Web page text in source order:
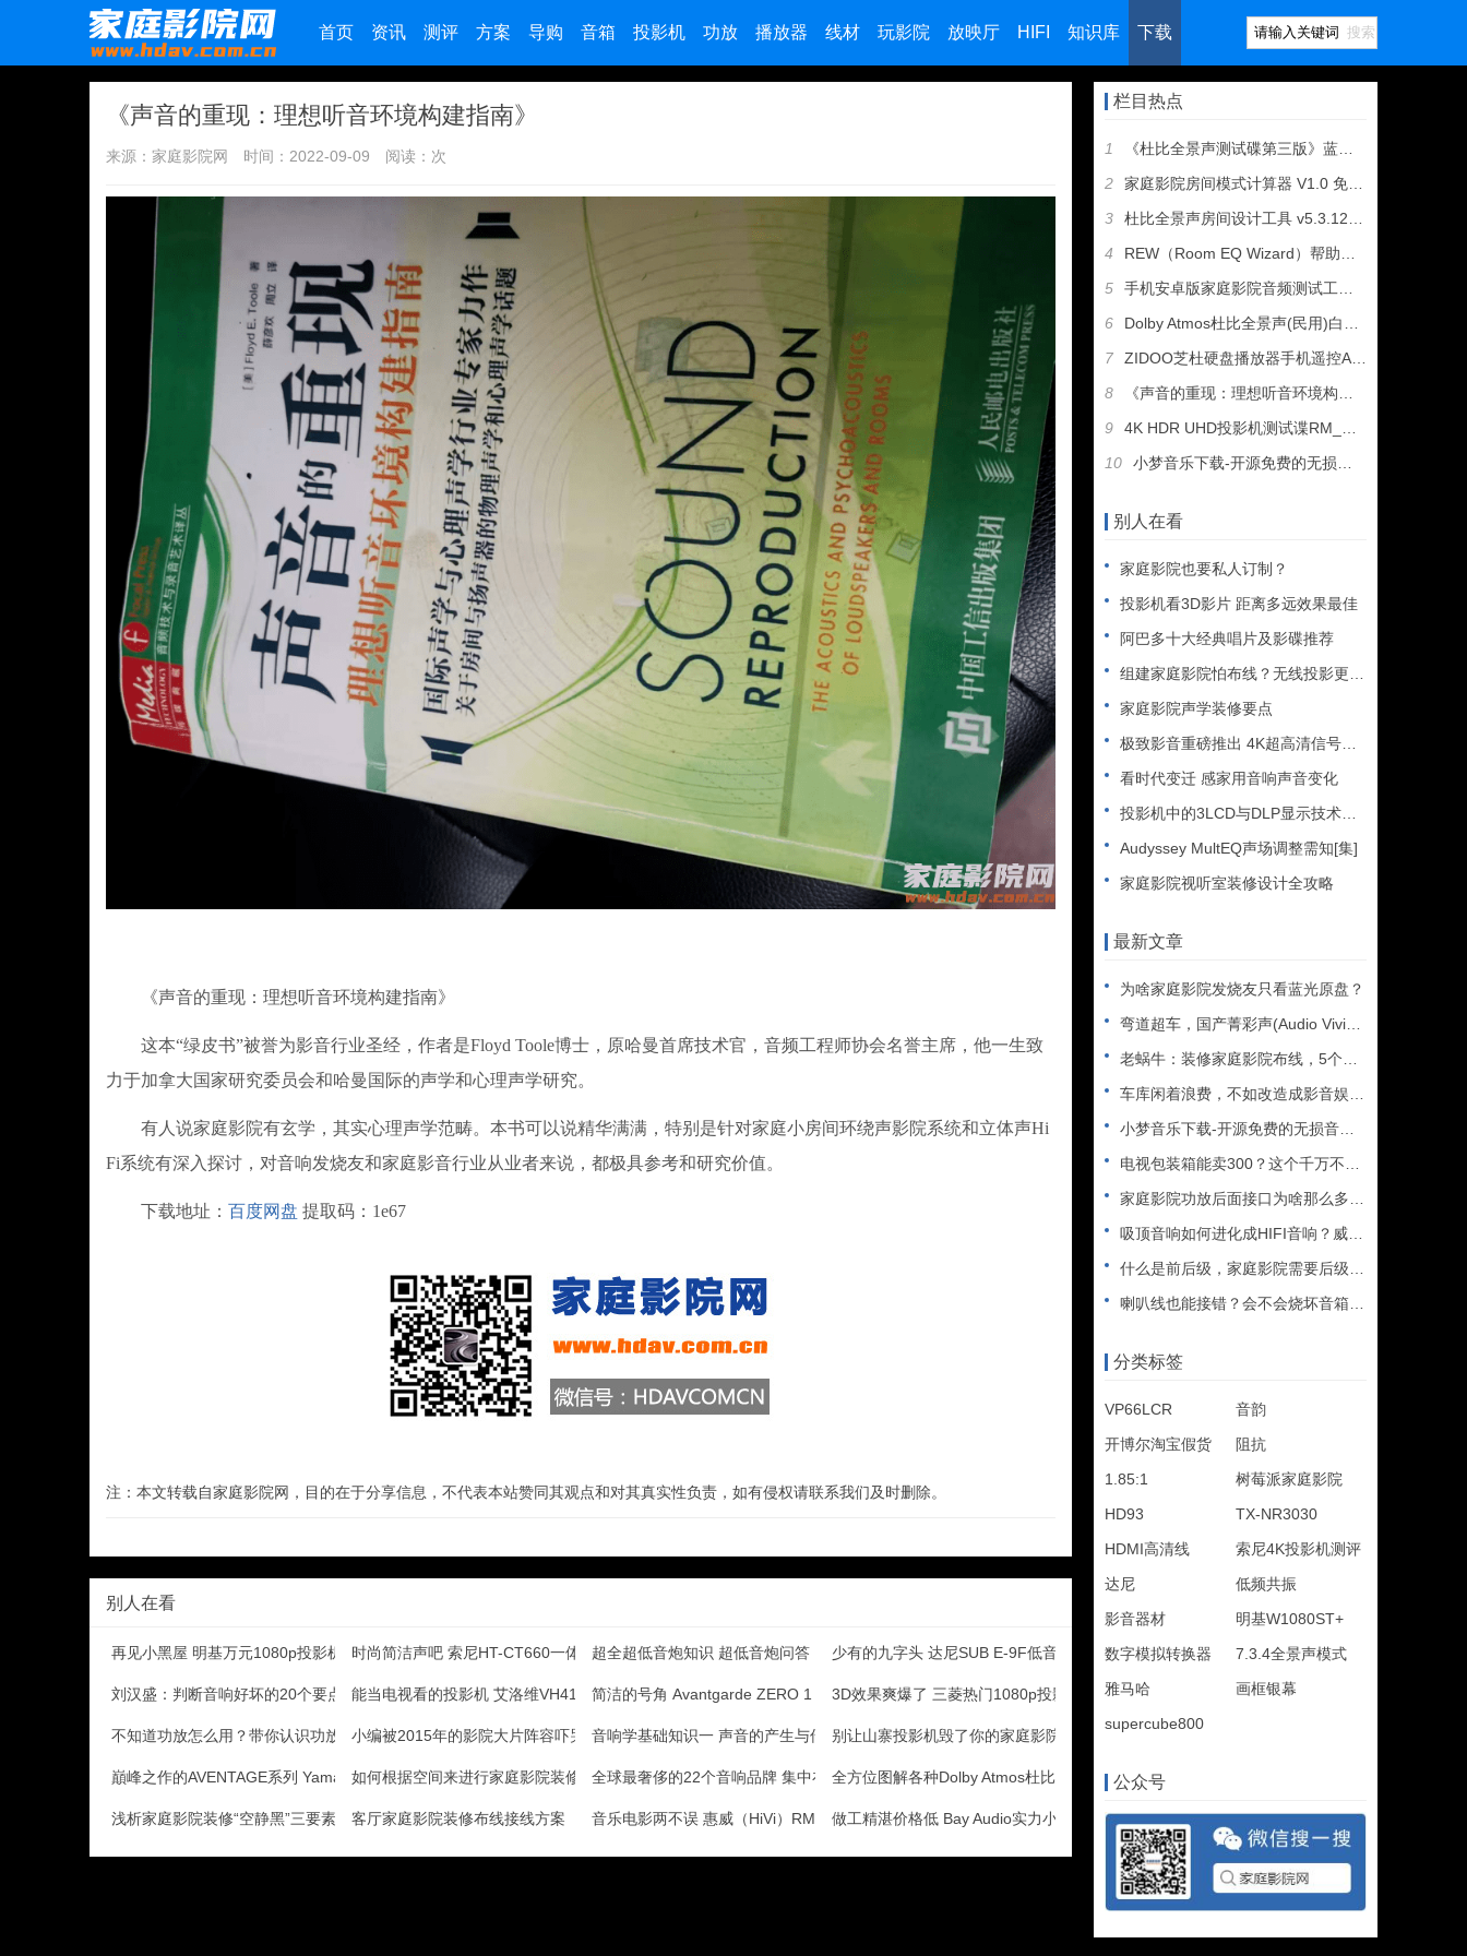
首页 资讯 测评 方案 导购 音箱 投影机 功放 播放器 线材 玩影院 放映厅 HIFI 知识库 下载 搜索
《声音的重现：理想听音环境构建指南》
来源：家庭影院网 时间：2022-09-09 阅读： 次
《声音的重现：理想听音环境构建指南》
这本“绿皮书”被誉为影音行业圣经，作者是Floyd Toole博士，原哈曼首席技术官，音频工程师协会名誉主席，他一生致
力于加拿大国家研究委员会和哈曼国际的声学和心理声学研究。
有人说家庭影院有玄学，其实心理声学范畴。本书可以说精华满满，特别是针对家庭小房间环绕声影院系统和立体声Hi
Fi系统有深入探讨，对音响发烧友和家庭影音行业从业者来说，都极具参考和研究价值。
下载地址： 百度网盘 提取码：1e67
注：本文转载自家庭影院网，目的在于分享信息，不代表本站赞同其观点和对其真实性负责，如有侵权请联系我们及时删除。
别人在看
再见小黑屋 明基万元1080p投影机评测时尚简洁声吧 索尼HT-CT660一体式音箱测评超全超低音炮知识 超低音炮问答 少有的九字头 达尼SUB E-9F低音炮
刘汉盛：判断音响好坏的20个要点 能当电视看的投影机 艾洛维VH410评测简洁的号角 Avantgarde ZERO 1 PR3D效果爽爆了 三菱热门1080p投影评测
不知道功放怎么用？带你认识功放机所有接口小编被2015年的影院大片阵容吓哭了音响学基础知识一 声音的产生与传播别让山寨投影机毁了你的家庭影院
巔峰之作的AVENTAGE系列 Yamaha AV如何根据空间来进行家庭影院装修？全球最奢侈的22个音响品牌 集中在HIFI类的音箱功全方位图解各种Dolby Atmos杜比全景声音箱摆
浅析家庭影院装修“空静黑”三要素 客厅家庭影院装修布线接线方案 音乐电影两不误 惠威（HiVi）RM600+HT音箱做工精湛价格低 Bay Audio实力小书架音箱TC
栏目热点
1
《杜比全景声测试碟第三版》蓝光原盘免费下载
2
家庭影院房间模式计算器 V1.0 免费下载
3
杜比全景声房间设计工具 v5.3.12 免费下载
4
REW（Room EQ Wizard）帮助手册中文版
5
手机安卓版家庭影院音频测试工具Audio Tool中文版免费
6
Dolby Atmos杜比全景声(民用)白皮书免费下载
7
ZIDOO芝杜硬盘播放器手机遥控APP（安卓和苹果系统）下载
8
《声音的重现：理想听音环境构建指南》
9
4K HDR UHD投影机测试谍RM_UHD_HDR10_T
10
小梦音乐下载-开源免费的无损音乐下载神器
别人在看
家庭影院也要私人订制？
投影机看3D影片 距离多远效果最佳
阿巴多十大经典唱片及影碟推荐
组建家庭影院怕布线？无线投影更轻松
家庭影院声学装修要点
极致影音重磅推出 4K超高清信号源有序推出
看时代变迁 感家用音响声音变化
投影机中的3LCD与DLP显示技术深层解密
Audyssey MultEQ声场调整需知[集]
家庭影院视听室装修设计全攻略
最新文章
为啥家庭影院发烧友只看蓝光原盘？
弯道超车，国产菁彩声(Audio Vivid)能否取代杜比全
老蜗牛：装修家庭影院布线，5个必看的注意事项
车库闲着浪费，不如改造成影音娱乐室吧
小梦音乐下载-开源免费的无损音乐下载神器
电视包装箱能卖300？这个千万不要扔……
家庭影院功放后面接口为啥那么多？假装高端卖高价？
吸顶音响如何进化成HIFI音响？威力声功放再升级
什么是前后级，家庭影院需要后级吗？天逸11声道功放AD-83
喇叭线也能接错？会不会烧坏音箱（功放）​？
分类标签
VP66LCR
音韵
开博尔淘宝假货
阻抗
1.85:1
树莓派家庭影院
HD93
TX-NR3030
HDMI高清线
索尼4K投影机测评
达尼
低频共振
影音器材
明基W1080ST+
数字模拟转换器
7.3.4全景声模式
雅马哈
画框银幕
supercube800
公众号